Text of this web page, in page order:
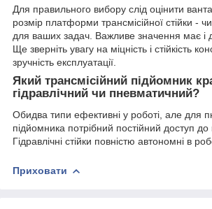
Для правильного вибору слід оцінити
розмір платформи трансмісійної стійки -
для ваших задач. Важливе значення має і
Ще зверніть увагу на міцність і стійкість
зручність експлуатації.
Який трансмісійний підйомник
гідравлічний чи пневматичний?
Обидва типи ефективні у роботі, але для
підйомника потрібний постійний доступ
Гідравлічні стійки повністю автономні в
Приховати